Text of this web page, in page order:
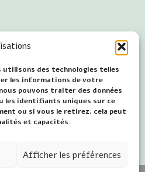
des technologies telles
les informations de votre
pouvons traiter des données
les identifiants uniques sur ce
ou si vous le retirez, cela peut
et capacités.
Afficher les préférences